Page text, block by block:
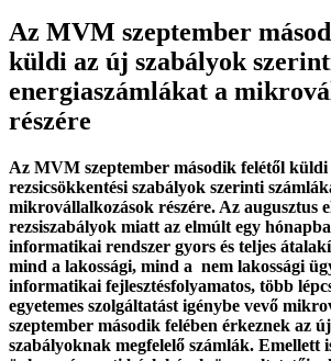
Az MVM szeptember
küldi az új szabályok
energiaszámlákat a
részére
Az MVM szeptember második felétől
rezsicsökkentési szabályok szerinti
mikrovállalkozások részére. Az augusztus
rezsiszabályok miatt az elmúlt egy
informatikai rendszer gyors és teljes
mind a lakossági, mind a nem lakossági
informatikai fejlesztésfolyamatos, több
egyetemes szolgáltatást igénybe vevő
szeptember második felében érkeznek az
szabályoknak megfelelő számlák. Emellett